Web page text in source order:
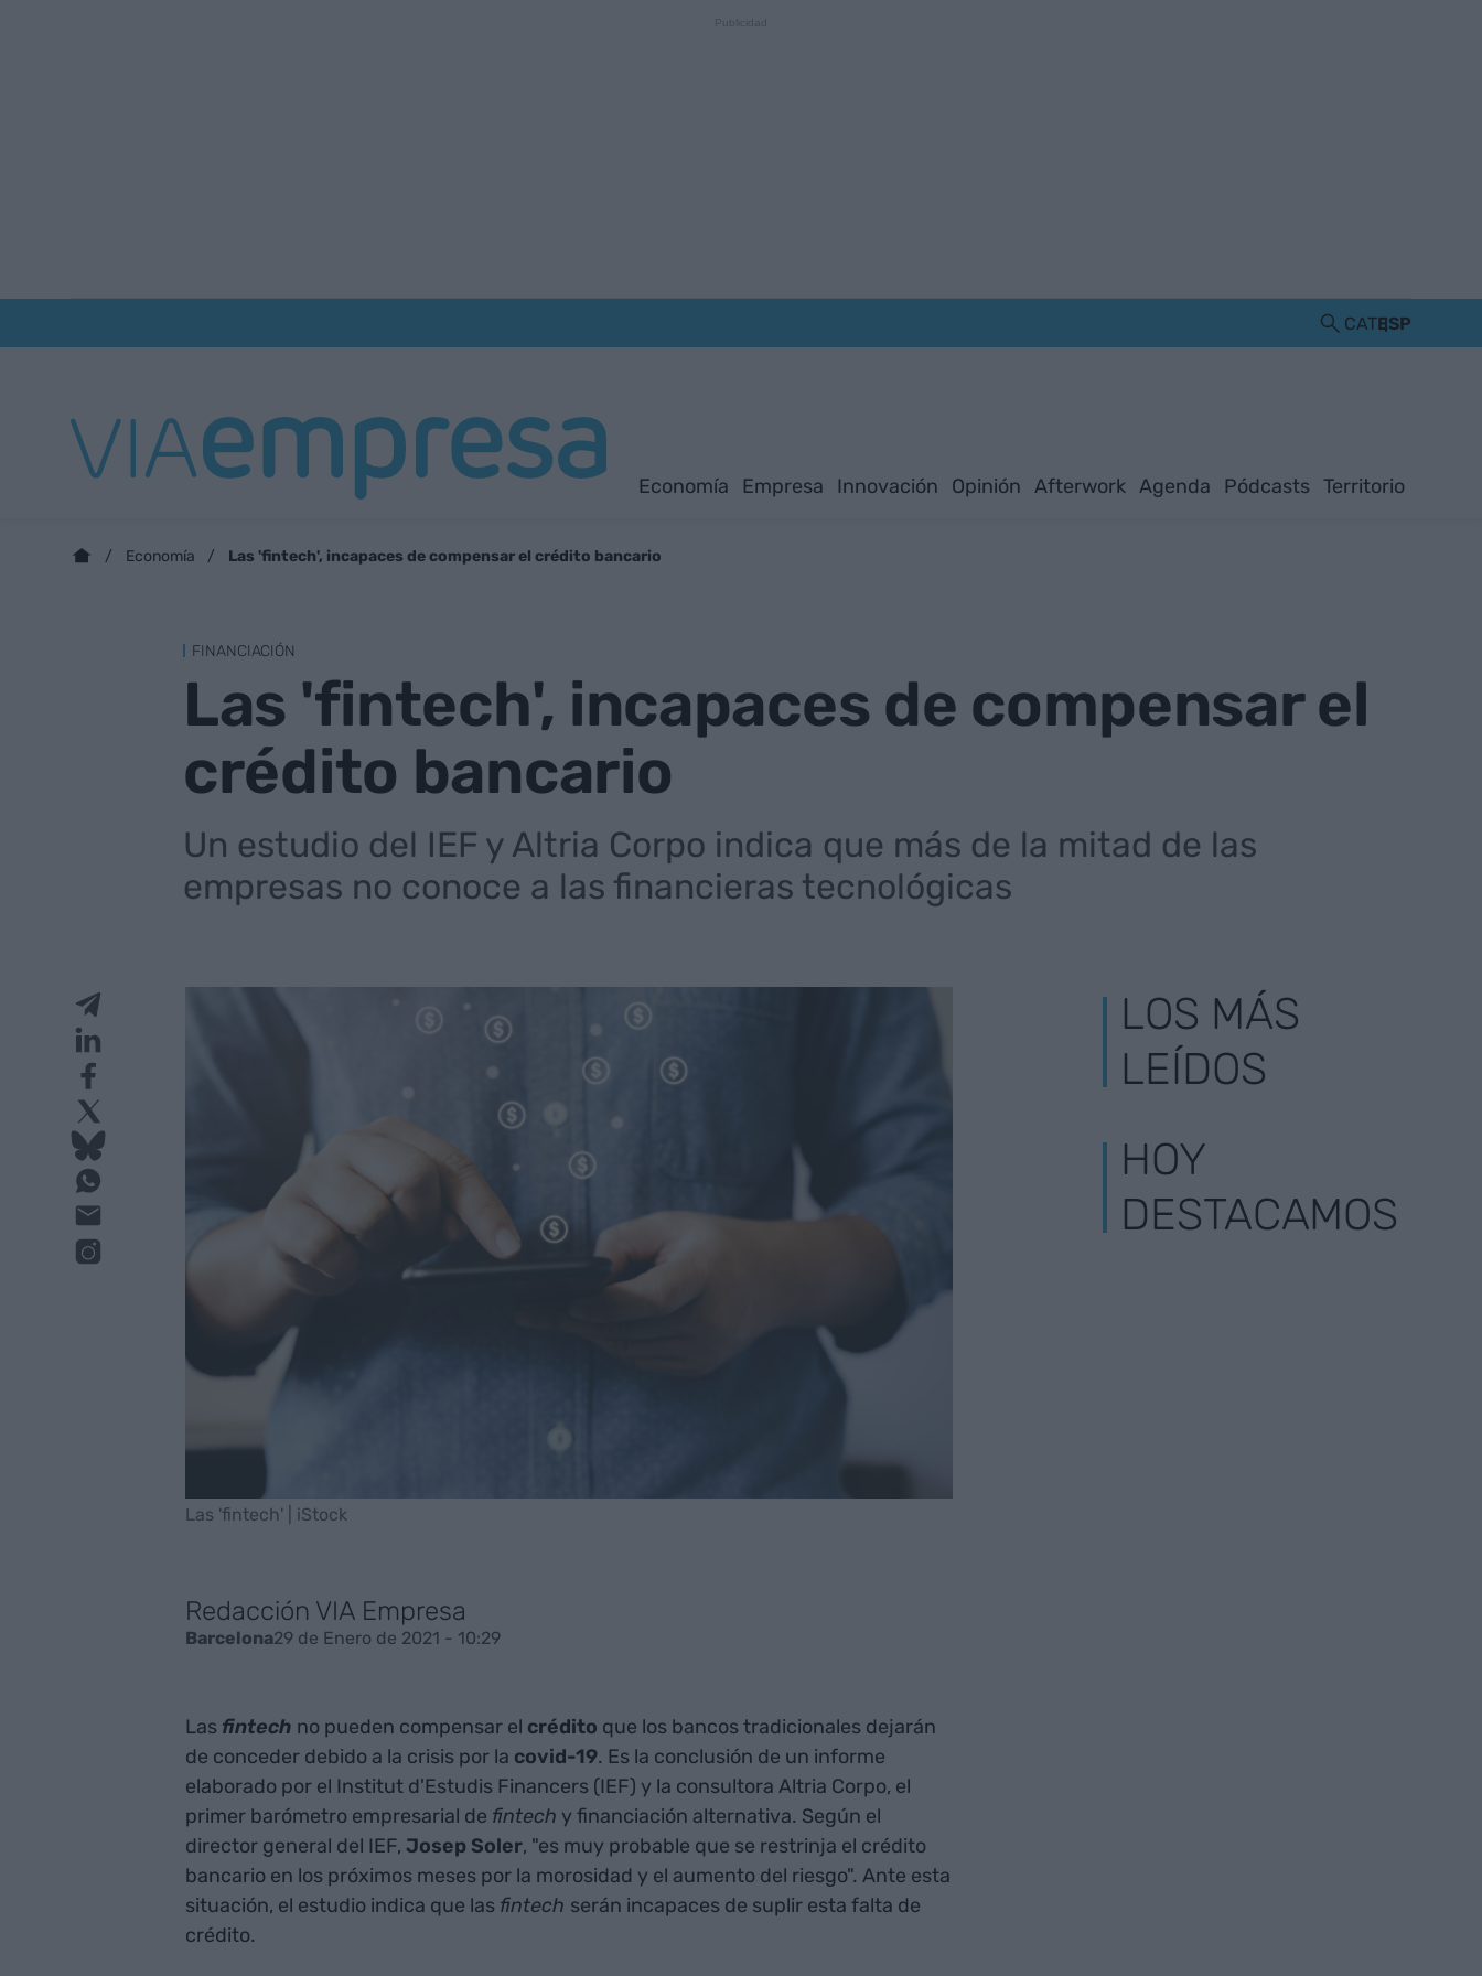
CATESP
Economía Empresa Innovación Opinión Afterwork Agenda Pódcasts Territorio
Economía Las 'fintech', incapaces de compensar el crédito bancario
FINANCIACIÓN
Las 'fintech', incapaces de compensar el
crédito bancario
Un estudio del IEF y Altria Corpo indica que más de la mitad de las
empresas no conoce a las financieras tecnológicas
Las 'fintech' | iStock
Redacción VIA Empresa
Barcelona29 de Enero de 2021 - 10:29
Las fintech no pueden compensar el crédito que los bancos tradicionales dejarán
de conceder debido a la crisis por la covid-19. Es la conclusión de un informe
elaborado por el Institut d'Estudis Financers (IEF) y la consultora Altria Corpo, el
primer barómetro empresarial de fintech y financiación alternativa. Según el
director general del IEF, Josep Soler, "es muy probable que se restrinja el crédito
bancario en los próximos meses por la morosidad y el aumento del riesgo". Ante esta
situación, el estudio indica que las fintech serán incapaces de suplir esta falta de
crédito.
LOS MÁS
LEÍDOS
HOY
DESTACAMOS